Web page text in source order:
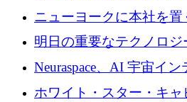
額 8 億 7,800 万ユーロと
ニューヨークに本社を
Modal Labsがロンドンオ
明日の重要なテクノロ
ニクスのスケールアップ
Neuraspace、AI 宇宙イ
トフォームの拡大に
ホワイト・スター・キ